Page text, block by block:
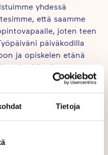
Tietoja
yhdessä
että saamme
joten teen
päiväkodilla
ja opiskelen etänä
Minulla on
sekä aviomies), joten
iltaisin ja